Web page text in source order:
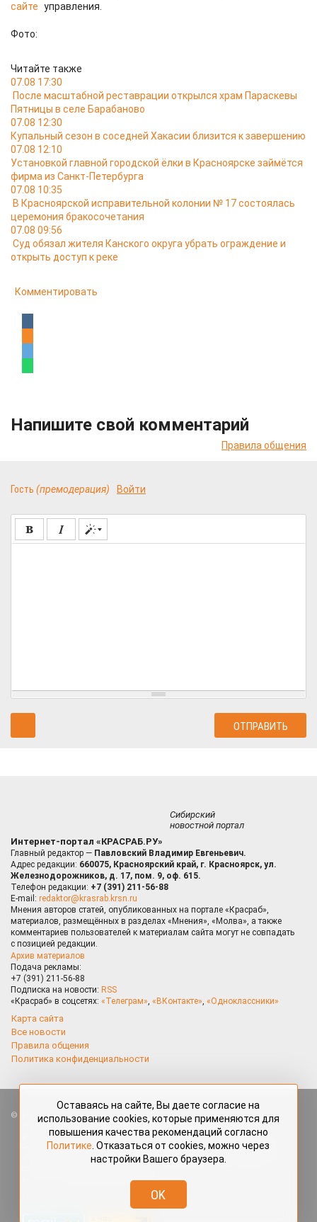
сайте управления.
Фото:
Читайте также
07.08 17:30
После масштабной реставрации открылся храм Параскевы
Пятницы в селе Барабаново
07.08 12:30
Купальный сезон в соседней Хакасии близится к завершению
07.08 12:10
Установкой главной городской ёлки в Красноярске займётся
фирма из Санкт-Петербурга
07.08 10:35
В Красноярской исправительной колонии № 17 состоялась
церемония бракосочетания
07.08 09:56
Суд обязал жителя Канского округа убрать ограждение и
открыть доступ к реке
Комментировать
Напишите свой комментарий
Правила общения
Гость (премодерация) Войти
Сибирский
новостной портал
Интернет-портал «КРАСРАБ.РУ»
Главный редактор — Павловский Владимир Евгеньевич.
Адрес редакции: 660075, Красноярский край, г. Красноярск, ул.
Железнодорожников, д. 17, пом. 9, оф. 615.
Телефон редакции: +7 (391) 211-56-88
E-mail: redaktor@krasrab.krsn.ru
Мнения авторов статей, опубликованных на портале «Красраб»,
материалов, размещённых в разделах «Мнения», «Молва», а также
комментариев пользователей к материалам сайта могут не совпадать
с позицией редакции.
Архив материалов
Подача рекламы:
+7 (391) 211-56-88
Подписка на новости: RSS
«Красраб» в соцсетях: «Телеграм», «ВКонтакте», «Одноклассники»
Карта сайта
Все новости
Правила общения
Политика конфиденциальности
Все права защищены. Любые материалы, размещённые на портале
«Красраб.ру» сотрудниками редакции, нештатными авторами
и читателями, являются объектами авторского права. Полное или
частичное использование материалов, размещённых на портале
«Красраб.ру», допускается только с письменного согласия редакции
redaktor@krasrab.krsn.ru.
Оставаясь на сайте, Вы даете согласие на
использование cookies, которые применяются для
повышения качества рекомендаций согласно
Политике . Отказаться от cookies, можно через
настройки Вашего браузера.
OK